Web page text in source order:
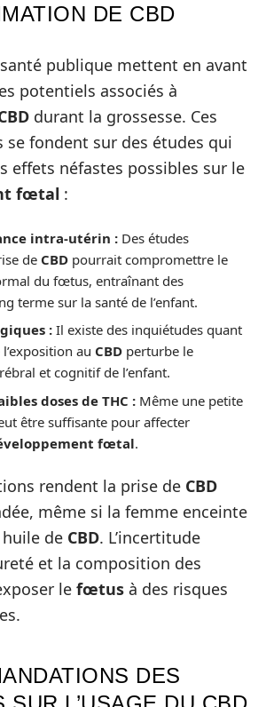
DE CBD
publique mettent en avant
potentiels associés à
durant la grossesse. Ces
se fondent sur des études qui
effets néfastes possibles sur le
fœtal :
intra-utérin : Des études
de CBD pourrait compromettre le
du fœtus, entraînant des
terme sur la santé de l’enfant.
: Il existe des inquiétudes quant
au CBD perturbe le
et cognitif de l’enfant.
doses de THC : Même une petite
être suffisante pour affecter
fœtal.
rendent la prise de CBD
même si la femme enceinte
huile de CBD. L’incertitude
et la composition des
le fœtus à des risques
DES